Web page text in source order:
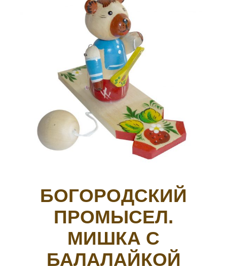
БОГОРОДСКИЙ
ПРОМЫСЕЛ.
МИШКА С
БАЛАЛАЙКОЙ